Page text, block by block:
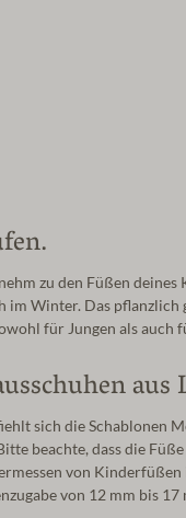
zu den Füßen
Winter. Das
für Jungen als auch
sich die
beachte, dass die
von
von 12 mm bis 17